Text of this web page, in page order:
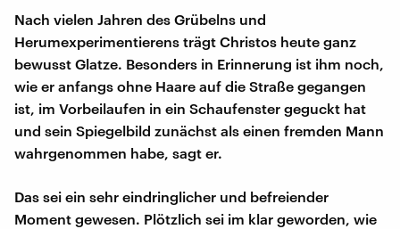
Nach vielen Jahren des Grübelns und
Herumexperimentierens trägt Christos heute ganz
bewusst Glatze. Besonders in Erinnerung ist ihm noch,
wie er anfangs ohne Haare auf die Straße gegangen
ist, im Vorbeilaufen in ein Schaufenster geguckt hat
und sein Spiegelbild zunächst als einen fremden Mann
wahrgenommen habe, sagt er.
Das sei ein sehr eindringlicher und befreiender
Moment gewesen. Plötzlich sei im klar geworden, wie